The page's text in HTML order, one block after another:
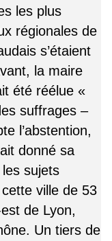
les plus
régionales de
s’étaient
la maire
été réélue «
suffrages –
l’abstention,
donné sa
sujets
ville de 53
de Lyon,
Un tiers de